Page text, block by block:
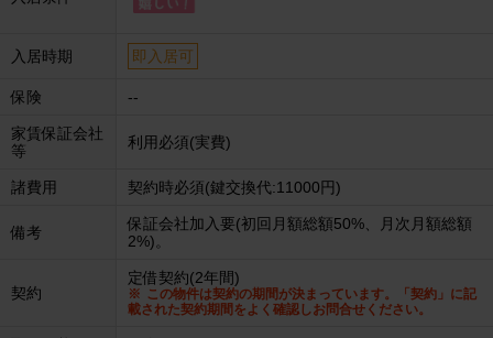
入居時期 即入居可
保険 --
家賃保証会社
等
利用必須(実費)
諸費用 契約時必須(鍵交換代:11000円)
備考
保証会社加入要(初回月額総額50%、月次月額総額
2%)。
契約
定借契約(2年間)
この物件は契約の期間が決まっています。「契約」に記
載された契約期間をよく確認しお問合せください。